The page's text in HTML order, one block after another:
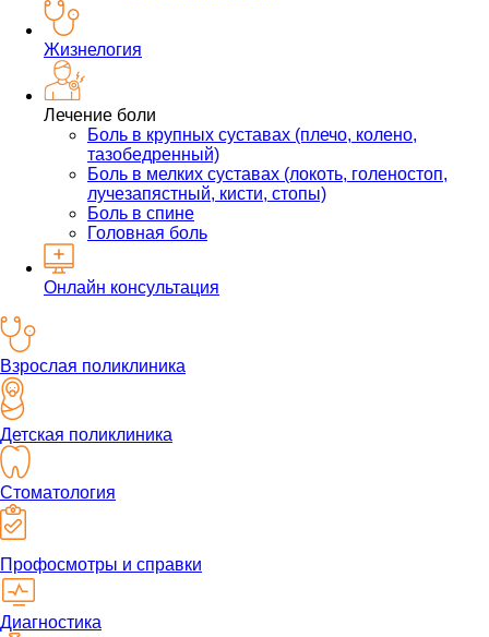
Жизнелогия
Лечение боли
Боль в крупных суставах (плечо, колено,
тазобедренный)
Боль в мелких суставах (локоть, голеностоп,
лучезапястный, кисти, стопы)
Боль в спине
Головная боль
Онлайн консультация
Взрослая поликлиника
Детская поликлиника
Стоматология
Профосмотры и справки
Диагностика